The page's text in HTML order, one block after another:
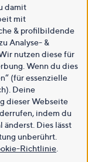
damit
mit
& profilbildende
Analyse- &
nutzen diese für
Wenn du dies
(für essenzielle
Deine
dieser Webseite
indem du
änderst. Dies lässt
unberührt.
Richtlinie